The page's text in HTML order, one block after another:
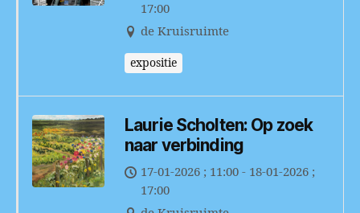
17:00
de Kruisruimte
expositie
Laurie Scholten: Op zoek
naar verbinding
17-01-2026 ; 11:00 - 18-01-2026 ;
17:00